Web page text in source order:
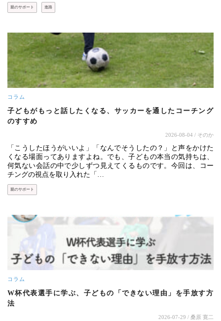
親のサポート 進路
コラム
子どもがもっと話したくなる、サッカーを通したコーチング
のすすめ
2026-08-04 / そのか
「こうしたほうがいいよ」「なんでそうしたの？」と声をかけた
くなる場面ってありますよね。でも、子どもの本当の気持ちは、
何気ない会話の中で少しずつ見えてくるものです。今回は、コー
チングの視点を取り入れた「…
親のサポート
コラム
W杯代表選手に学ぶ、子どもの「できない理由」を手放す方
法
2026-07-29 / 桑原 寛二